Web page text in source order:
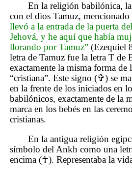
En la religión babilónica,
con el dios Tamuz,
llevó a la entrada de la puerta
Jehová, y he aquí que había
llorando por Tamuz” (Ezequiel
letra de Tamuz fue la letra T
exactamente la misma forma de
“cristiana”. Este signo (✞) se
en la frente de los iniciados en
babilónicos, exactamente de la
marca en los bebés en las
cristianas.
En la antigua religión
símbolo del Ankh como una
encima (☥). Representaba la